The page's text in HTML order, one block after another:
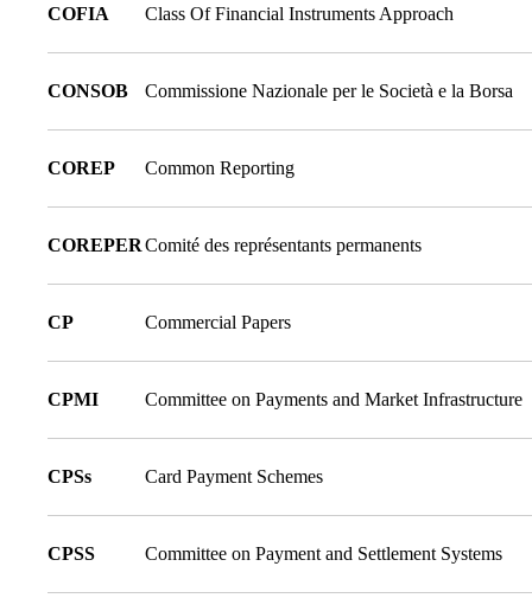
COFIA Class Of Financial Instruments Approach
CONSOB Commissione Nazionale per le Società e la Borsa
COREP Common Reporting
COREPERComité des représentants permanents
CP Commercial Papers
CPMI Committee on Payments and Market Infrastructure
CPSs Card Payment Schemes
CPSS Committee on Payment and Settlement Systems